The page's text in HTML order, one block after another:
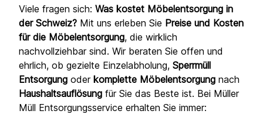
Viele fragen sich: Was kostet Möbelentsorgung in
der Schweiz? Mit uns erleben Sie Preise und Kosten
für die Möbelentsorgung, die wirklich
nachvollziehbar sind. Wir beraten Sie offen und
ehrlich, ob gezielte Einzelabholung, Sperrmüll
Entsorgung oder komplette Möbelentsorgung nach
Haushaltsauflösung für Sie das Beste ist. Bei Müller
Müll Entsorgungsservice erhalten Sie immer: